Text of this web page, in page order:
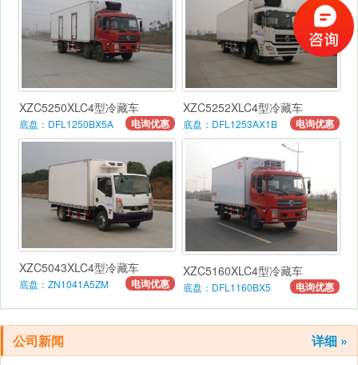
XZC5250XLC4型冷藏车
底盘：DFL1250BX5A 电询优惠
XZC5252XLC4型冷藏车
底盘：DFL1253AX1B 电询优惠
XZC5043XLC4型冷藏车
底盘：ZN1041A5ZM 电询优惠
XZC5160XLC4型冷藏车
底盘：DFL1160BX5 电询优惠
公司新闻 详细 »